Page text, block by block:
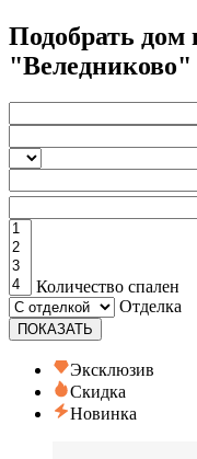
Подобрать дом
"Веледниково"
Количество спален
Отделка
ПОКАЗАТЬ
Эксклюзив
Скидка
Новинка